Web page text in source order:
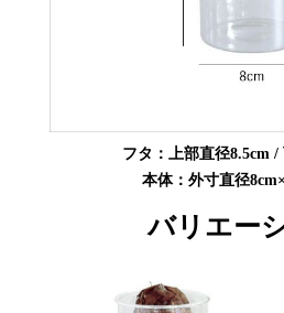
フタ：上部直径8.5cm /
本体：外寸直径
バリエー